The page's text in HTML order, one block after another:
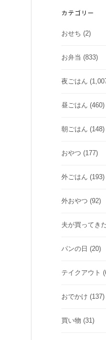
カテゴリー
おせち (2)
お弁当 (833)
夜ごはん
昼ごはん (460)
朝ごはん (148)
おやつ (177)
外ごはん (193)
外おやつ (92)
夫が買ってき
パンの日 (20)
テイクアウト
おでかけ (137)
買い物 (31)